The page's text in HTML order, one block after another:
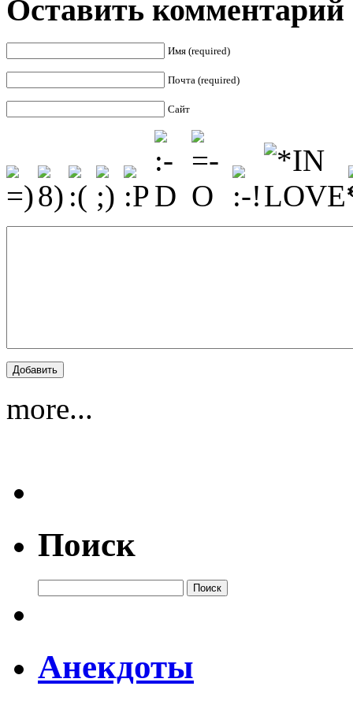
Оставить комментарий
Имя (required)
Почта (required)
Сайт
more...
Поиск
Анекдоты